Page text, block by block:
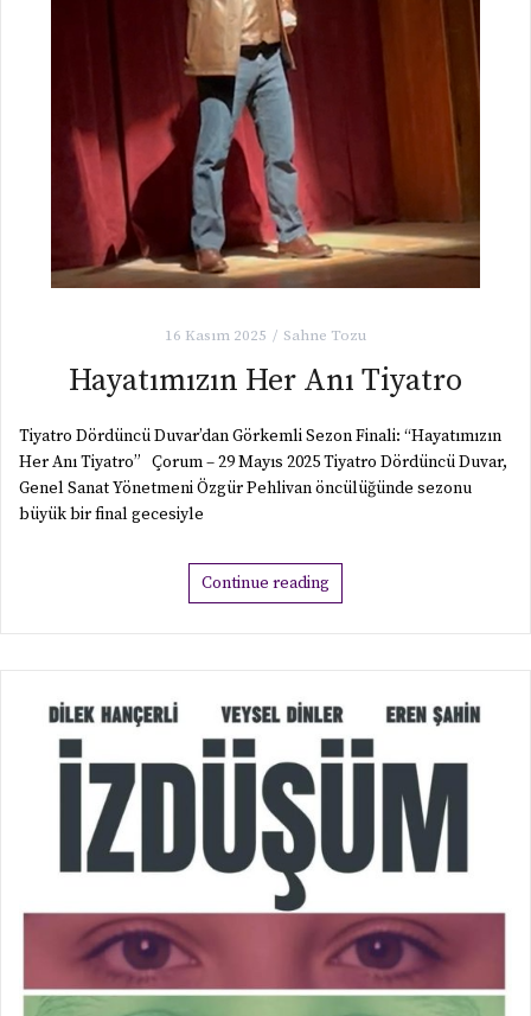
16 Kasım 2025 Sahne Tozu
Hayatımızın Her Anı Tiyatro
Tiyatro Dördüncü Duvar’dan Görkemli Sezon Finali: “Hayatımızın
Her Anı Tiyatro” Çorum – 29 Mayıs 2025 Tiyatro Dördüncü Duvar,
Genel Sanat Yönetmeni Özgür Pehlivan öncülüğünde sezonu
büyük bir final gecesiyle
Continue reading